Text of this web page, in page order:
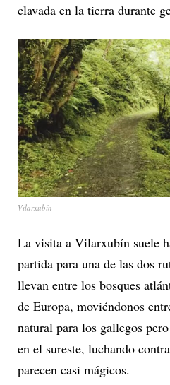
clavada en la tierra durante
Vilarxubín
La visita a Vilarxubín suele
partida para una de las dos
llevan entre los bosques
de Europa, moviéndonos
natural para los gallegos
en el sureste, luchando
parecen casi mágicos.